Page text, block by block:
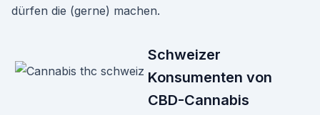
dürfen die (gerne) machen.
Schweizer
Konsumenten von
CBD-Cannabis